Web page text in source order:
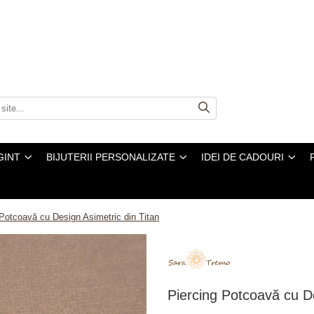
BIJUTERII PERSONALIZATE IDEI DE CADOURI
cu Design Asimetric din Titan
Piercing Potcoavă cu